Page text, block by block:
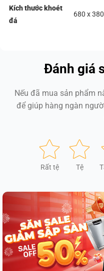
Kích thước khoét
đá
680 x
Đánh giá
Nếu đã mua sản phẩm
để giúp hàng ngàn
Rất tệ Tệ